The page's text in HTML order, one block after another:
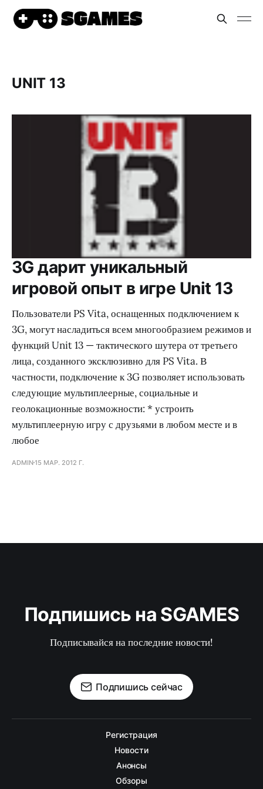
UNIT 13
3G дарит уникальный
игровой опыт в игре Unit 13
Пользователи PS Vita, оснащенных подключением к
3G, могут насладиться всем многообразием режимов и
функций Unit 13 — тактического шутера от третьего
лица, созданного эксклюзивно для PS Vita. В
частности, подключение к 3G позволяет использовать
следующие мультиплеерные, социальные и
геолокационные возможности: * устроить
мультиплеерную игру с друзьями в любом месте и в
любое
ADMIN15 МАР. 2012 Г.
Подпишись на SGAMES
Подписывайся на последние новости!
Подпишись сейчас
Регистрация
Новости
Анонсы
Обзоры